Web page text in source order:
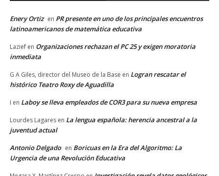
Enery Ortiz en PR presente en uno de los principales encuentros
latinoamericanos de matemática educativa
Lazief en Organizaciones rechazan el PC 25 y exigen moratoria
inmediata
G A Giles, director del Museo de la Base en Logran rescatar el
histórico Teatro Roxy de Aguadilla
I en Laboy se lleva empleados de COR3 para su nueva empresa
Lourdes Lagares en La lengua española: herencia ancestral a la
juventud actual
Antonio Delgado en Boricuas en la Era del Algoritmo: La
Urgencia de una Revolución Educativa